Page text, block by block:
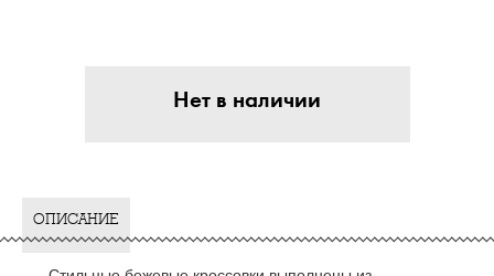
Нет в наличии
ОПИСАНИЕ